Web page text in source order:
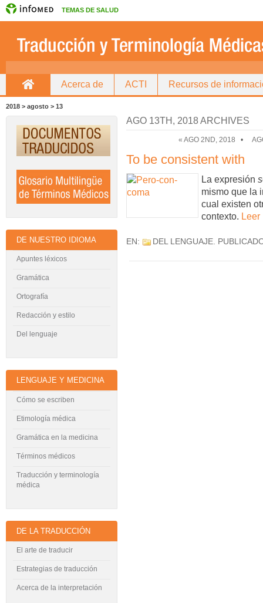
TEMAS DE SALUD
Acerca de ACTI Recursos de
Directorio de traductores
2018 > agosto > 13
AGO 13TH, 2018 ARCHIVES
« AGO 2ND, 2018 •
To be consistent with
La expresión
mismo que la
cual existen
contexto.
EN: DEL LENGUAJE.
DE NUESTRO IDIOMA
Apuntes léxicos
Gramática
Ortografía
Redacción y estilo
Del lenguaje
LENGUAJE Y MEDICINA
Cómo se escriben
Etimología médica
Gramática en la medicina
Términos médicos
Traducción y terminología
médica
DE LA TRADUCCIÓN
El arte de traducir
Estrategias de traducción
Acerca de la interpretación